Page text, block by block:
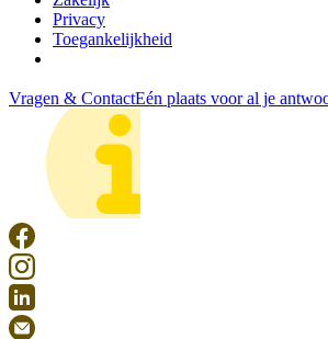
Privacy
Toegankelijkheid
Vragen & ContactEén plaats voor al je